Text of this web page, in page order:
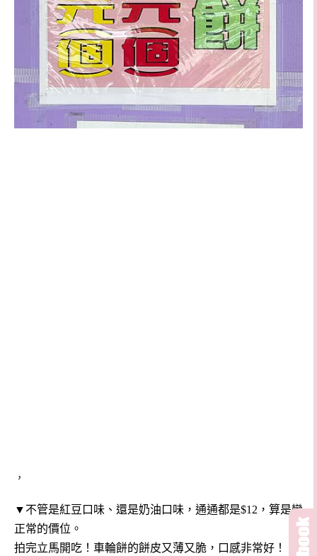
，
▼不管是紅豆口味、還是奶油口味，通通都是$12，算是蠻
正常的價位。
拍完立馬開吃！車輪餅的餅皮又薄又脆，口感非常好！